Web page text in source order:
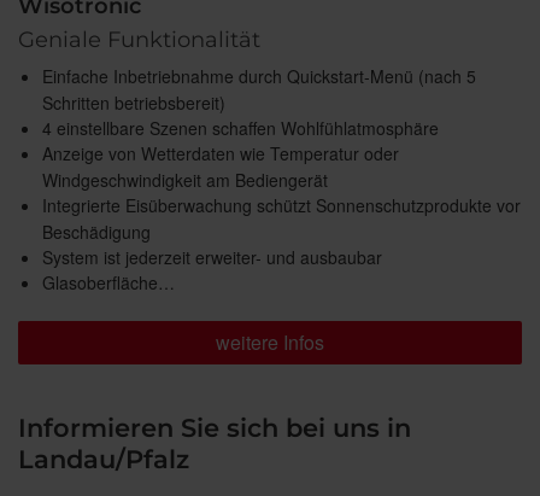
Wisotronic
Geniale Funktionalität
Einfache Inbetriebnahme durch Quickstart-Menü (nach 5
Schritten betriebsbereit)
4 einstellbare Szenen schaffen Wohlfühlatmosphäre
Anzeige von Wetterdaten wie Temperatur oder
Windgeschwindigkeit am Bediengerät
Integrierte Eisüberwachung schützt Sonnenschutzprodukte vor
Beschädigung
System ist jederzeit erweiter- und ausbaubar
Glasoberfläche…
weitere Infos
Informieren Sie sich bei uns in
Landau/Pfalz